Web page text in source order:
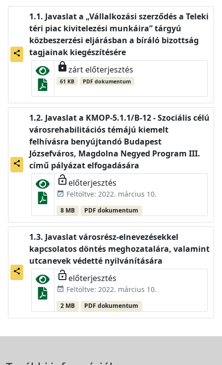
share
Javaslat a „Vállalkozási szerződés a Teleki
téri piac kivitelezési munkáira” tárgyú
közbeszerzési eljárásban a bíráló bizottság
tagjainak kiegészítésére
lockzárt előterjesztés
61 KB PDF dokumentum
share
Javaslat a KMOP-5.1.1/B-12 - Szociális célú
városrehabilitációs témájú kiemelt
felhívásra benyújtandó Budapest
Józsefváros, Magdolna Negyed Program III.
című pályázat elfogadására
lock_open előterjesztés
event_available Feltöltve: 2022. március 10.
8 MB PDF dokumentum
share
Javaslat városrész-elnevezésekkel
kapcsolatos döntés meghozatalára, valamint
utcanevek védetté nyilvánítására
lock_open előterjesztés
event_available Feltöltve: 2022. március 10.
2 MB PDF dokumentum